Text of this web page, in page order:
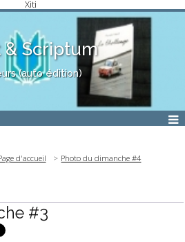
Xiti
& Scriptum
(auto édition)
d'accueil Photo du dimanche #4
#3